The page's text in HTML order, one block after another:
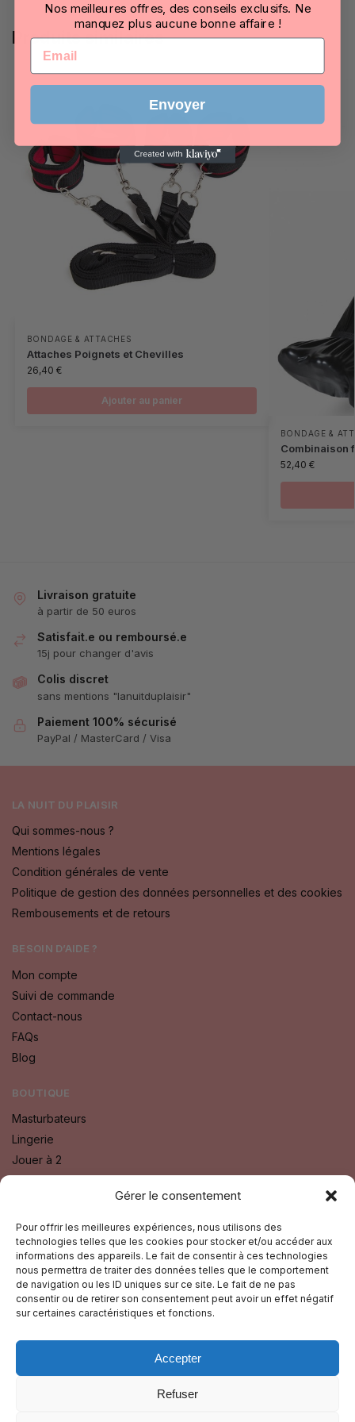
Gérer le consentement
Pour offrir les meilleures expériences, nous utilisons des
technologies telles que les cookies pour stocker et/ou accéder aux
informations des appareils. Le fait de consentir à ces technologies
nous permettra de traiter des données telles que le comportement
de navigation ou les ID uniques sur ce site. Le fait de ne pas
consentir ou de retirer son consentement peut avoir un effet négatif
sur certaines caractéristiques et fonctions.
Accepter
Refuser
Produits similaires
BONDAGE & ATTACHES
Attaches Poignets et Chevilles
26,40 €
Ajouter au panier
BONDAGE &
Combinaison
52,40 €
Livraison gratuite
à partir de 50 euros
Satisfait.e ou remboursé.e
15j pour changer d'avis
Colis discret
sans mentions "lanuitduplaisir"
Paiement 100% sécurisé
PayPal / MasterCard / Visa
LA NUIT DU PLAISIR
Qui sommes-nous ?
Mentions légales
Condition générales de vente
Politique de gestion des données personnelles et des cookies
Rembousements et de retours
BESOIN D’AIDE ?
Mon compte
Suivi de commande
Contact-nous
FAQs
Blog
BOUTIQUE
Masturbateurs
Lingerie
Jouer à 2
Sextoys
Fétichisme SM
SUIVEZ-NOUS SUR :
Facebook
Nos meilleures offres, des conseils exclusifs. Ne
manquez plus aucune bonne affaire !
Email
Envoyer